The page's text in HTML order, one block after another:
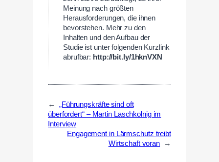
Meinung nach größten
Herausforderungen, die ihnen
bevorstehen. Mehr zu den
Inhalten und den Aufbau der
Studie ist unter folgenden Kurzlink
abrufbar: http://bit.ly/1hknVXN
←
„Führungskräfte sind oft
überfordert“ – Martin Laschkolnig im
Interview
Engagement in Lärmschutz treibt
Wirtschaft voran
→